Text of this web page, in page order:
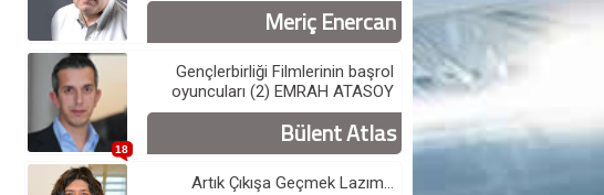
Meriç Enercan
18
Gençlerbirliği Filmlerinin başrol
oyuncuları (2) EMRAH ATASOY
Bülent Atlas
Artık Çıkışa Geçmek Lazım...